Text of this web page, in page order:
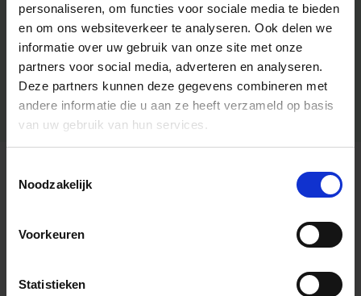
personaliseren, om functies voor sociale media te bieden
en om ons websiteverkeer te analyseren. Ook delen we
informatie over uw gebruik van onze site met onze
partners voor social media, adverteren en analyseren.
Deze partners kunnen deze gegevens combineren met
andere informatie die u aan ze heeft verzameld op basis
van uw gebruik van hun services.
Noodzakelijk
Voorkeuren
Statistieken
Algemene informatie